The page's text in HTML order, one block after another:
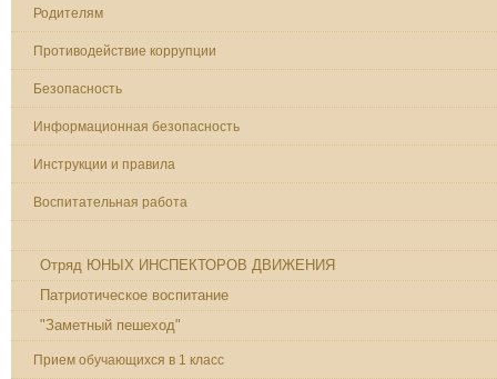
Родителям
Противодействие коррупции
Безопасность
Информационная безопасность
Инструкции и правила
Воспитательная работа
Отряд ЮНЫХ ИНСПЕКТОРОВ ДВИЖЕНИЯ
Патриотическое воспитание
"Заметный пешеход"
Прием обучающихся в 1 класс